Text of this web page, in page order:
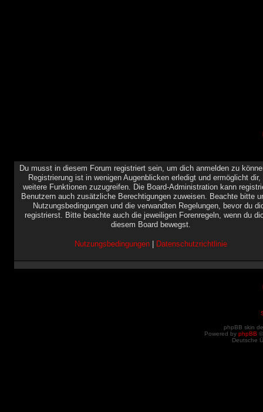
Du musst in diesem Forum registriert sein, um dich anmelden zu
Registrierung ist in wenigen Augenblicken erledigt und ermöglicht dir,
weitere Funktionen zuzugreifen. Die Board-Administration kann
Benutzern auch zusätzliche Berechtigungen zuweisen. Beachte bitte
Nutzungsbedingungen und die verwandten Regelungen, bevor du
registrierst. Bitte beachte auch die jeweiligen Forenregeln, wenn du
diesem Board bewegst.
Nutzungsbedingungen| Datenschutzrichtlinie
phpBB skin
Powered by phpBB
Deutsche